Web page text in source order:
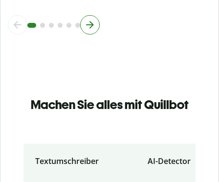
Machen Sie alles mit Quillbot
Textumschreiber AI-Detector